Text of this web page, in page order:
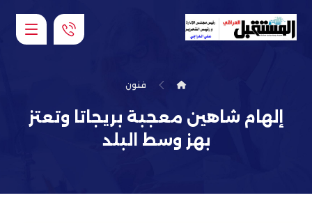
فنون
إلهام شاهين معجبة بريجاتا وتعتز
بهز وسط البلد